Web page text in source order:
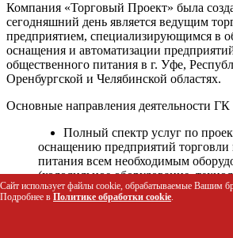
Компания «Торговый Проект» была
сегодняшний день является ведущим
предприятием, специализирующимся в
оснащения и автоматизации
общественного питания в г. Уфе,
Оренбургской и Челябинской областях.
Основные направления деятельности
Полный спектр услуг по
оснащению предприятий торговли
питания всем необходимым
(холодильное оборудование,
оборудование, стеллажное
Автоматизация торговых
Сайт использует файлы cookie, обрабатываемые Вашим
Подробнее в Политике обработки cookie.